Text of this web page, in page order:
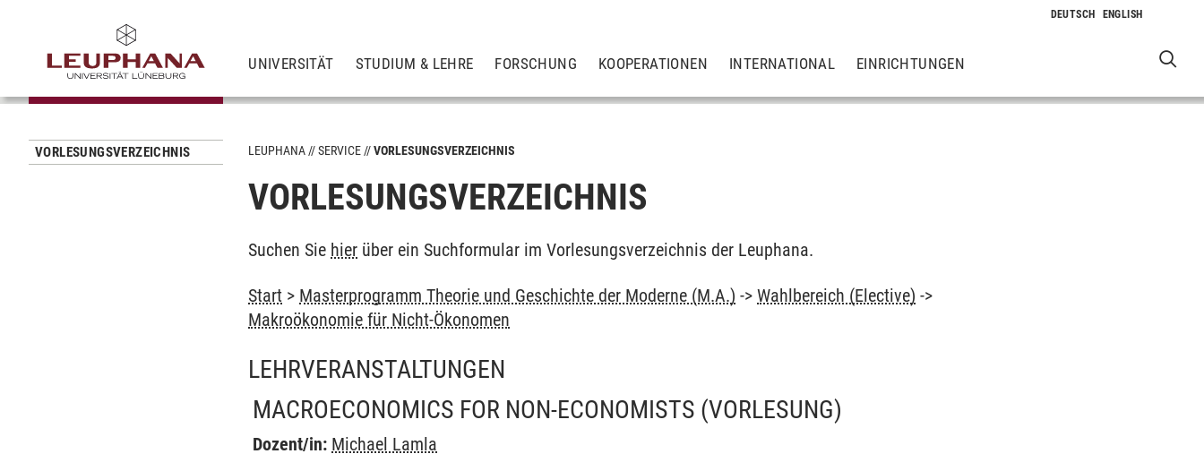
UNIVERSITÄT STUDIUM & LEHRE FORSCHUNG KOOPERATIONEN INTERNATIONAL EINRICHTUNGEN
VORLESUNGSVERZEICHNIS LEUPHANA SERVICE VORLESUNGSVERZEICHNIS
VORLESUNGSVERZEICHNIS
Suchen Sie hier über ein Suchformular im Vorlesungsverzeichnis der Leuphana.
Start > Masterprogramm Theorie und Geschichte der Moderne (M.A.) ->Wahlbereich (Elective) ->
Makroökonomie für Nicht-Ökonomen
LEHRVERANSTALTUNGEN
MACROECONOMICS FOR NON-ECONOMISTS (VORLESUNG)
Dozent/in: Michael Lamla